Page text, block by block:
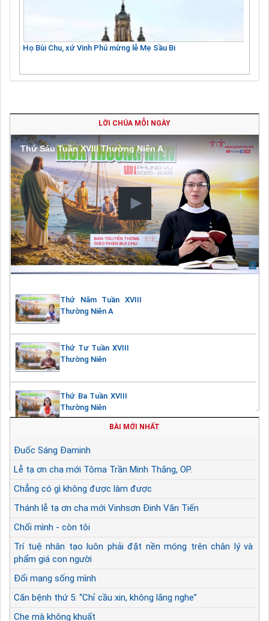
Họ Bùi Chu, xứ Vinh Phú mừng lễ Mẹ Sầu Bi
LỜI CHÚA MỖI NGÀY
Thứ Sáu Tuần XVIII Thường Niên A
Thứ Năm Tuần XVIII
Thường Niên A
Thứ Tư Tuần XVIII
Thường Niên
Thứ Ba Tuần XVIII
Thường Niên
BÀI MỚI NHẤT
Đuốc Sáng Đaminh
Lễ tạ ơn cha mới Tôma Trần Minh Thắng, OP.
Chẳng có gì không được làm được
Thánh lễ tạ ơn cha mới Vinhsơn Đinh Văn Tiến
Chối mình - còn tôi
Trí tuệ nhân tạo luôn phải đặt nền móng trên chân lý và
phẩm giá con người
Đổi mạng sống mình
Căn bệnh thứ 5: “Chỉ cầu xin, không lắng nghe”
Che mà không khuất